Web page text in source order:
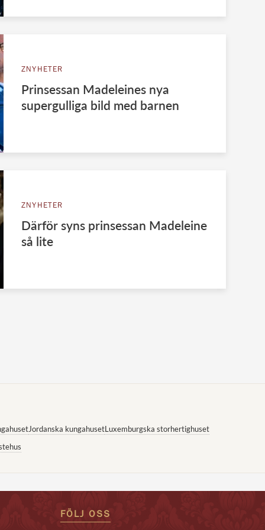
ZNYHETER
Prinsessan Madeleines nya
supergulliga bild med barnen
ZNYHETER
Därför syns prinsessan Madeleine
så lite
Jordanska kungahusetLuxemburgska storhertighuset
FÖLJ OSS